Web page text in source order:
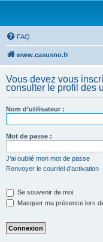
FAQ
www.casusno.fr
Vous devez vous
consulter le profil des
Nom d’utilisateur :
Mot de passe :
J’ai oublié mon mot de passe
Renvoyer le courriel d’activation
Se souvenir de moi
Masquer ma présence lors